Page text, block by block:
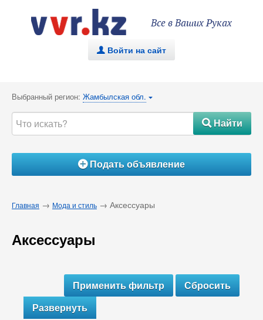
Все в Ваших Руках
. Войти на сайт
Выбранный регион: Жамбылская обл. {
#Найти
ÁПодать объявление
Главная → Мода и стиль → Аксессуары
Аксессуары
Развернуть